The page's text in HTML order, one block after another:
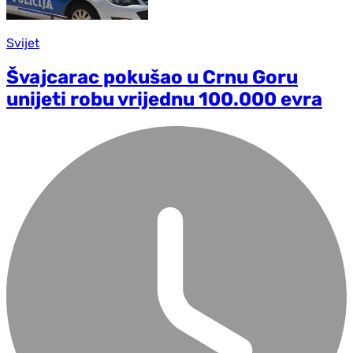
Svijet
Švajcarac pokušao u Crnu Goru
unijeti robu vrijednu 100.000 evra